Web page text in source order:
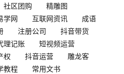
社区团购
精雕图
学网 互联网资讯
成语
注册公司
抖音带货
理记账
短视频运营
权 抖音运营
雕龙客
教程
常用文书